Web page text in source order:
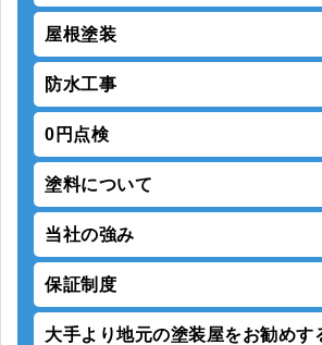
屋根塗装
防水工事
0円点検
塗料について
当社の強み
保証制度
大手より地元の塗装屋をお勧めす